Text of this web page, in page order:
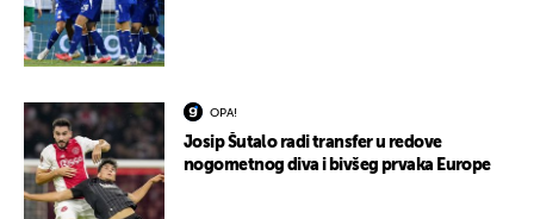
OPA!
Josip Šutalo radi transfer u redove
nogometnog diva i bivšeg prvaka Europe